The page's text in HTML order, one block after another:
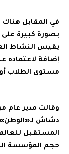
في المقابل هناك
بصورة كبيرة على
يقيس النشاط
إضافة لاعتماده
مستوى الطلاب أو
وقالت مدير عام
دشاش لـ«الوطن»:
المستقبل
حجم المؤسسة